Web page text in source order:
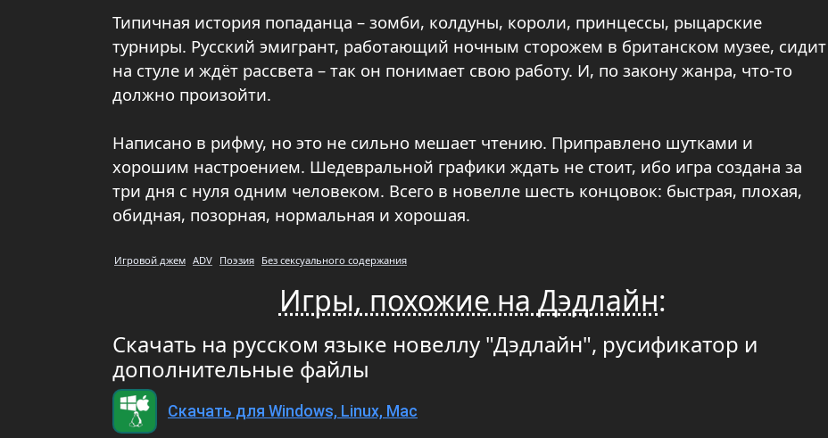
Типичная история попаданца – зомби, колдуны, короли, принцессы, рыцарские
турниры. Русский эмигрант, работающий ночным сторожем в британском музее, сидит
на стуле и ждёт рассвета – так он понимает свою работу. И, по закону жанра, что-то
должно произойти.
Написано в рифму, но это не сильно мешает чтению. Приправлено шутками и
хорошим настроением. Шедевральной графики ждать не стоит, ибо игра создана за
три дня с нуля одним человеком. Всего в новелле шесть концовок: быстрая, плохая,
обидная, позорная, нормальная и хорошая.
Игровой джем ADV Поэзия Без сексуального содержания
Игры, похожие на Дэдлайн:
Скачать на русском языке новеллу "Дэдлайн", русификатор и
дополнительные файлы
Скачать для Windows, Linux, Mac